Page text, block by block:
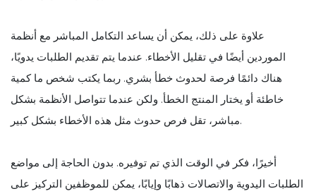
علاوة على ذلك، يمكن أن يساعد التكامل المباشر مع أنظمة
الموردين أيضًا في تقليل الأخطاء. عندما يتم تقديم الطلبات يدويًا،
هناك دائمًا فرصة لحدوث خطأ بشري. ربما يكتب شخص ما كمية
خاطئة أو يختار المنتج الخطأ. ولكن عندما تتواصل الأنظمة بشكل
مباشر، تقل فرص حدوث مثل هذه الأخطاء بشكل كبير.
أخيرًا، فكر في الوقت الذي تم توفيره. بدون الحاجة إلى مواضع
الطلبات اليدوية والاتصالات ذهابًا وإيابًا، يمكن للموظفين التركيز على